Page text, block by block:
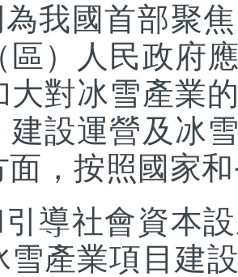
我國首部聚
區）人民政府
大對冰雪產業
建設運營及冰
面，按照國家
導社會資本
雪產業項目建